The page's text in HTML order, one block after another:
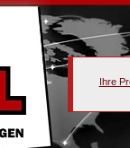
Ihre